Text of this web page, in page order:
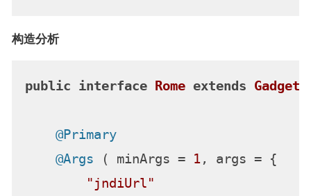
构造分析
public interface Rome extends Gadget
@Primary
@Args ( minArgs = 1, args = {
"jndiUrl"